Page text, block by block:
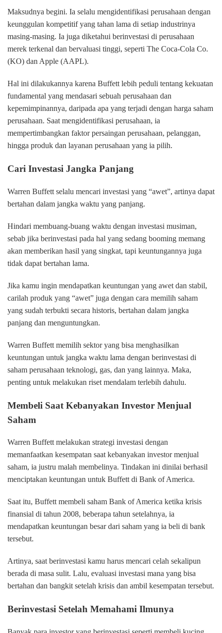
Maksudnya begini. Ia selalu mengidentifikasi perusahaan dengan
keunggulan kompetitif yang tahan lama di setiap industrinya
masing-masing. Ia juga diketahui berinvestasi di perusahaan
merek terkenal dan bervaluasi tinggi, seperti The Coca-Cola Co.
(KO) dan Apple (AAPL).
Hal ini dilakukannya karena Buffett lebih peduli tentang kekuatan
fundamental yang mendasari sebuah perusahaan dan
kepemimpinannya, daripada apa yang terjadi dengan harga saham
perusahaan. Saat mengidentifikasi perusahaan, ia
mempertimbangkan faktor persaingan perusahaan, pelanggan,
hingga produk dan layanan perusahaan yang ia pilih.
Cari Investasi Jangka Panjang
Warren Buffett selalu mencari investasi yang “awet”, artinya dapat
bertahan dalam jangka waktu yang panjang.
Hindari membuang-buang waktu dengan investasi musiman,
sebab jika berinvestasi pada hal yang sedang booming memang
akan memberikan hasil yang singkat, tapi keuntungannya juga
tidak dapat bertahan lama.
Jika kamu ingin mendapatkan keuntungan yang awet dan stabil,
carilah produk yang “awet” juga dengan cara memilih saham
yang sudah terbukti secara historis, bertahan dalam jangka
panjang dan menguntungkan.
Warren Buffett memilih sektor yang bisa menghasilkan
keuntungan untuk jangka waktu lama dengan berinvestasi di
saham perusahaan teknologi, gas, dan yang lainnya. Maka,
penting untuk melakukan riset mendalam terlebih dahulu.
Membeli Saat Kebanyakan Investor Menjual
Saham
Warren Buffett melakukan strategi investasi dengan
memanfaatkan kesempatan saat kebanyakan investor menjual
saham, ia justru malah membelinya. Tindakan ini dinilai berhasil
menciptakan keuntungan untuk Buffett di Bank of America.
Saat itu, Buffett membeli saham Bank of America ketika krisis
finansial di tahun 2008, beberapa tahun setelahnya, ia
mendapatkan keuntungan besar dari saham yang ia beli di bank
tersebut.
Artinya, saat berinvestasi kamu harus mencari celah sekalipun
berada di masa sulit. Lalu, evaluasi investasi mana yang bisa
bertahan dan bangkit setelah krisis dan ambil kesempatan tersebut.
Berinvestasi Setelah Memahami Ilmunya